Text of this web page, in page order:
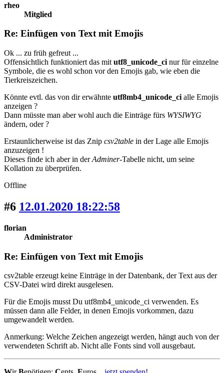
rheo
Mitglied
Re: Einfügen von Text mit Emojis
Ok ... zu früh gefreut ...
Offensichtlich funktioniert das mit utf8_unicode_ci nur für einzelne
Symbole, die es wohl schon vor den Emojis gab, wie eben die
Tierkreiszeichen.
Könnte evtl. das von dir erwähnte utf8mb4_unicode_ci alle Emojis
anzeigen ?
Dann müsste man aber wohl auch die Einträge fürs WYSIWYG
ändern, oder ?
Erstaunlicherweise ist das Znip csv2table in der Lage alle Emojis
anzuzeigen !
Dieses finde ich aber in derAdminer-Tabelle nicht, um seine
Kollation zu überprüfen.
Offline
#6 12.01.2020 18:22:58
florian
Administrator
Re: Einfügen von Text mit Emojis
csv2table erzeugt keine Einträge in der Datenbank, der Text aus der
CSV-Datei wird direkt ausgelesen.
Für die Emojis musst Du utf8mb4_unicode_ci verwenden. Es
müssen dann alle Felder, in denen Emojis vorkommen, dazu
umgewandelt werden.
Anmerkung: Welche Zeichen angezeigt werden, hängt auch von der
verwendeten Schrift ab. Nicht alle Fonts sind voll ausgebaut.